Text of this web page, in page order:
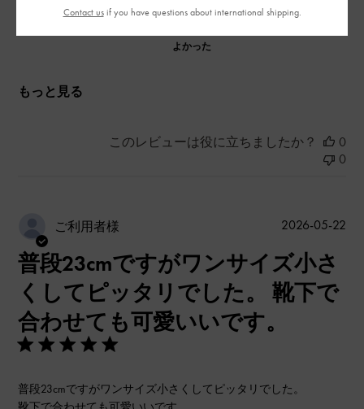
品質
よかった
もっと見る
このレビューは役に立ちましたか？
0
0
ご利用者様
普段23cmですがワンサイズ小さ
くしてピッタリでした。 靴下で
合わせても可愛いいです。
普段23cmですがワンサイズ小さくしてピッタリでした。
公
2026-05-22
Contact usif you have questions about international shipping.